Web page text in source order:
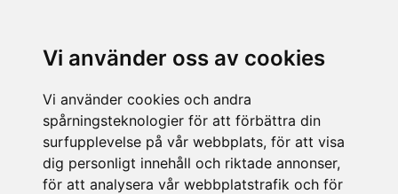
Vi använder oss av cookies
Vi använder cookies och andra
spårningsteknologier för att förbättra din
surfupplevelse på vår webbplats, för att visa
dig personligt innehåll och riktade annonser,
för att analysera vår webbplatstrafik och för